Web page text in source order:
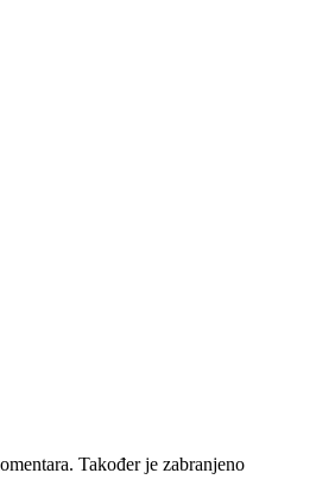
Također je zabranjeno